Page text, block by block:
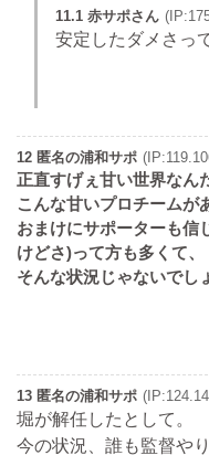
11.1 赤サポさん
安定したダメさっ
12 匿名の浦和サポ
正直すげぇ甘い世界なん
こんな甘いプロチームが
おまけにサポーターも信
けどさ)って方も多くて、
そんな状況じゃないで
13 匿名の浦和サポ
堀が解任したとして。
今の状況、誰も監督や